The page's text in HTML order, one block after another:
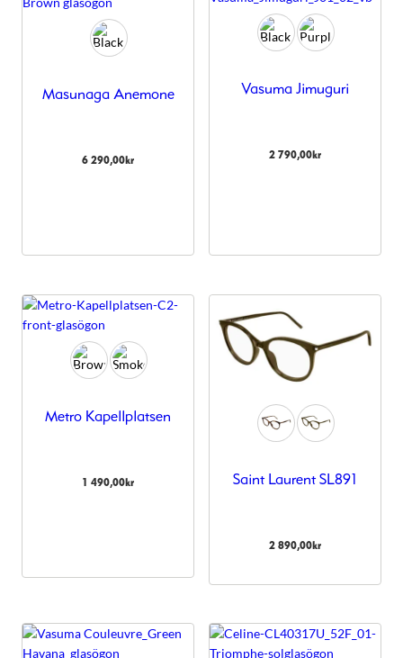
Masunaga Anemone
6 290,00kr
Vasuma Jimuguri
2 790,00kr
Metro Kapellplatsen
1 490,00kr Saint Laurent SL891
2 890,00kr